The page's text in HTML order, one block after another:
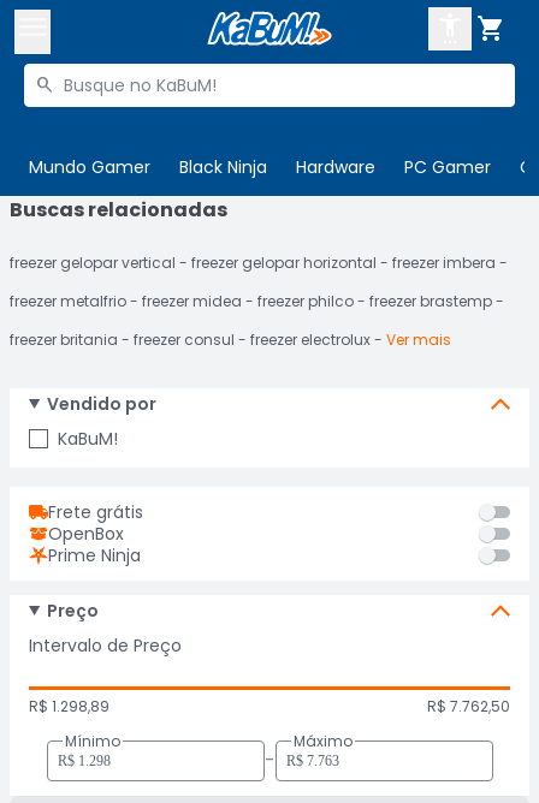

Buscar produtos

Mundo Gamer Black Ninja Hardware PC Gamer

 Departamentos
Cupons
 Ativar tradutor em libras
ENTRE
CADASTRE-SE
Buscas relacionadas
freezer gelopar vertical freezer gelopar horizontal
freezer imbera
freezer metalfrio
freezer midea freezer philco
freezer brastemp
freezer britania
freezer consul freezer electrolux Ver mais
Vendido por
KaBuM!
Frete grátis
OpenBox
Prime Ninja
Preço
Intervalo de Preço
R$ 1.298,89
R$ 7.762,50
Mínimo
-
Máximo